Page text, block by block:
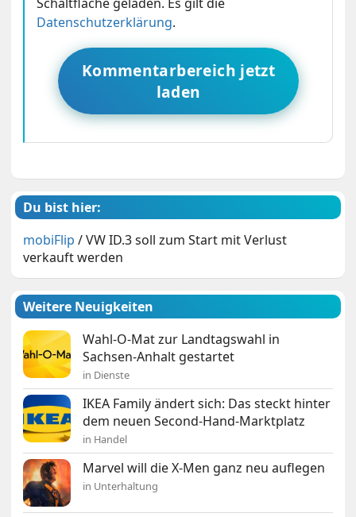
Datenschutzerklärung.
Kommentarbereich jetzt
laden
Du bist hier:
mobiFlip /VW ID.3 soll zum Start mit Verlust
verkauft werden
Weitere Neuigkeiten
Wahl-O-Mat zur Landtagswahl in
Sachsen-Anhalt gestartet
in Dienste
IKEA Family ändert sich: Das steckt hinter
dem neuen Second-Hand-Marktplatz
in Handel
Marvel will die X-Men ganz neu auflegen
in Unterhaltung